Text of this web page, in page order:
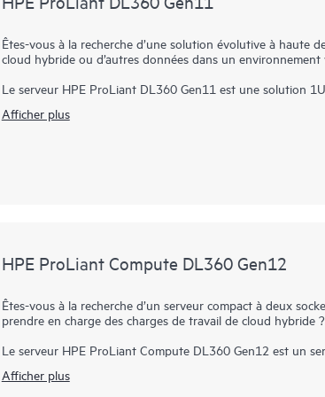
Êtes-vous à la recherche d’une solution évolutive à haute
cloud hybride ou d’autres données dans un
Le serveur HPE ProLiant DL360 Gen11 est une solution
profondeur de mémoire optimisée avec une fonctionnalité
Optimisé par des processeurs Intel® Xeon® Scalable de 4e
de mémoire et 20 disques EDSFF ainsi qu’une bande
afin de faire avancer votre entreprise.
Afficher plus
HPE ProLiant Compute DL360 Gen12
Êtes-vous à la recherche d’un serveur compact à deux
prendre en charge des charges de travail de cloud hybride ?
Le serveur HPE ProLiant Compute DL360 Gen12 est un
données haut débit pour exécuter vos applications les plus
Afficher plus